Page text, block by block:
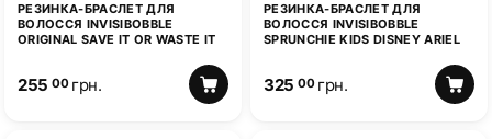
РЕЗИНКА-БРАСЛЕТ ДЛЯ
ВОЛОССЯ INVISIBOBBLE
ORIGINAL SAVE IT OR WASTE IT
255 00 грн.
РЕЗИНКА-БРАСЛЕТ ДЛЯ
ВОЛОССЯ INVISIBOBBLE
SPRUNCHIE KIDS DISNEY ARIEL
325 00 грн.